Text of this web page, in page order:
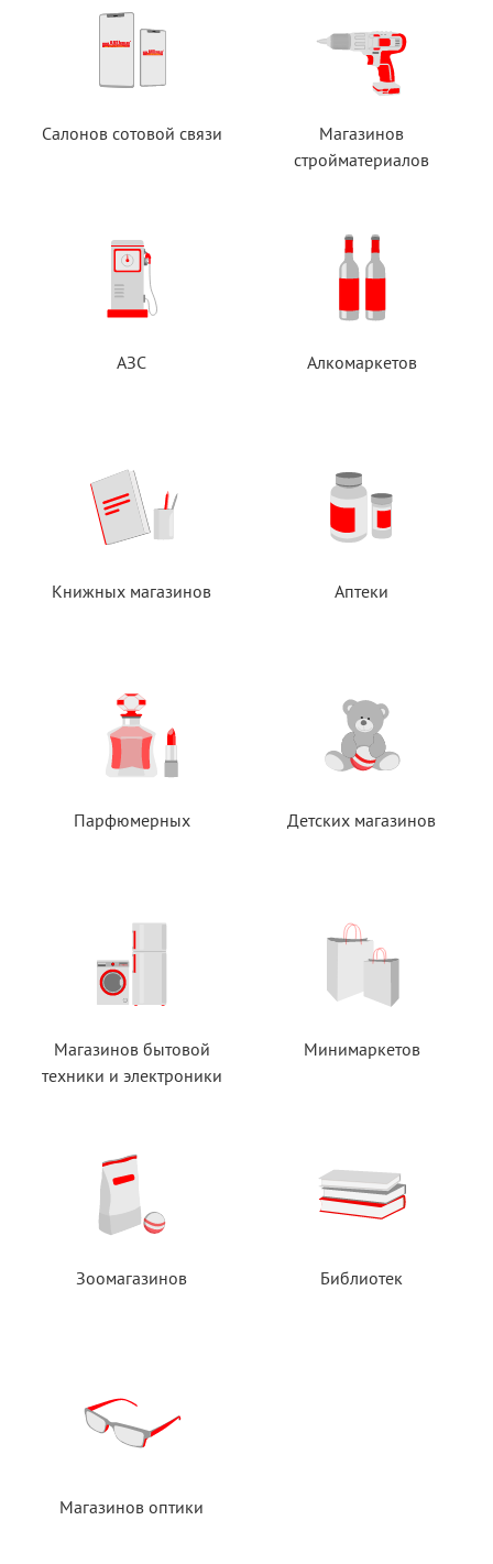
Салонов сотовой связи
Магазинов
стройматериалов
АЗС Алкомаркетов
Книжных магазинов Аптеки
Парфюмерных Детских магазинов
Магазинов бытовой
техники и электроники
Минимаркетов
Зоомагазинов Библиотек
Магазинов оптики